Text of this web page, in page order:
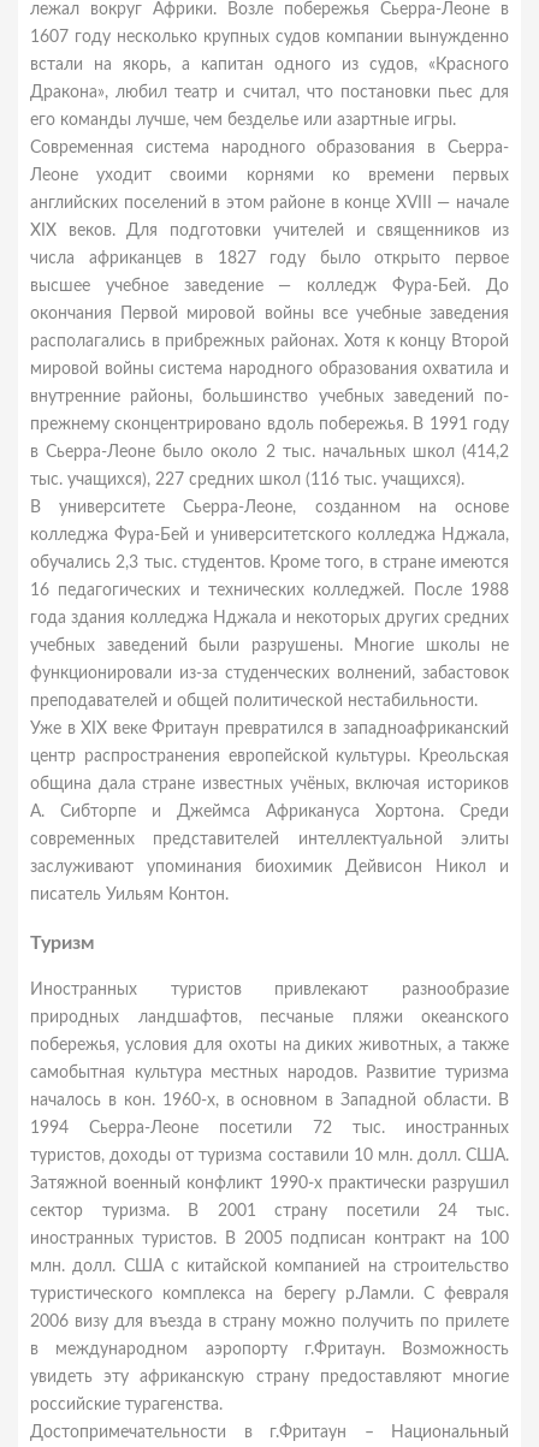
лежал вокруг Африки. Возле побережья Сьерра-Леоне в
1607 году несколько крупных судов компании вынужденно
встали на якорь, а капитан одного из судов, «Красного
Дракона», любил театр и считал, что постановки пьес для
его команды лучше, чем безделье или азартные игры.
Современная система народного образования в Сьерра-
Леоне уходит своими корнями ко времени первых
английских поселений в этом районе в конце XVIII — начале
XIX веков. Для подготовки учителей и священников из
числа африканцев в 1827 году было открыто первое
высшее учебное заведение — колледж Фура-Бей. До
окончания Первой мировой войны все учебные заведения
располагались в прибрежных районах. Хотя к концу Второй
мировой войны система народного образования охватила и
внутренние районы, большинство учебных заведений по-
прежнему сконцентрировано вдоль побережья. В 1991 году
в Сьерра-Леоне было около 2 тыс. начальных школ (414,2
тыс. учащихся), 227 средних школ (116 тыс. учащихся).
В университете Сьерра-Леоне, созданном на основе
колледжа Фура-Бей и университетского колледжа Нджала,
обучались 2,3 тыс. студентов. Кроме того, в стране имеются
16 педагогических и технических колледжей. После 1988
года здания колледжа Нджала и некоторых других средних
учебных заведений были разрушены. Многие школы не
функционировали из-за студенческих волнений, забастовок
преподавателей и общей политической нестабильности.
Уже в XIX веке Фритаун превратился в западноафриканский
центр распространения европейской культуры. Креольская
община дала стране известных учёных, включая историков
А. Сибторпе и Джеймса Африкануса Хортона. Среди
современных представителей интеллектуальной элиты
заслуживают упоминания биохимик Дейвисон Никол и
писатель Уильям Контон.
Туризм
Иностранных туристов привлекают разнообразие
природных ландшафтов, песчаные пляжи океанского
побережья, условия для охоты на диких животных, а также
самобытная культура местных народов. Развитие туризма
началось в кон. 1960-х, в основном в Западной области. В
1994 Сьерра-Леоне посетили 72 тыс. иностранных
туристов, доходы от туризма составили 10 млн. долл. США.
Затяжной военный конфликт 1990-х практически разрушил
сектор туризма. В 2001 страну посетили 24 тыс.
иностранных туристов. В 2005 подписан контракт на 100
млн. долл. США с китайской компанией на строительство
туристического комплекса на берегу р.Ламли. С февраля
2006 визу для въезда в страну можно получить по прилете
в международном аэропорту г.Фритаун. Возможность
увидеть эту африканскую страну предоставляют многие
российские турагенства.
Достопримечательности в г.Фритаун – Национальный